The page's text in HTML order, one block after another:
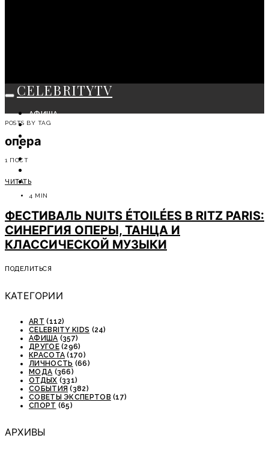
CELEBRITYTV
АФИША
СОБЫТИЯ
КРАСОТА
МОДА
СОВЕТЫ ЭКСПЕРТОВ
POSTS BY TAG
опера
1 ПОСТ
ЧИТАТЬ
4 MIN
ФЕСТИВАЛЬ NUITS ÉTOILÉES В RITZ PARIS:
СИНЕРГИЯ ОПЕРЫ, ТАНЦА И
КЛАССИЧЕСКОЙ МУЗЫКИ
ПОДЕЛИТЬСЯ
КАТЕГОРИИ
ART (112)
CELEBRITY KIDS (24)
АФИША (357)
ДРУГОЕ(296)
КРАСОТА (170)
ЛИЧНОСТЬ (66)
МОДА (366)
ОТДЫХ (331)
СОБЫТИЯ (382)
СОВЕТЫ ЭКСПЕРТОВ (17)
СПОРТ (65)
АРХИВЫ